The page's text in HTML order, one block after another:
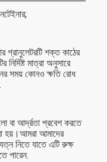
গ্রানুলেটরটি শক্ত কাঠের
নির্দিষ্ট মাত্রা অনুসারে
সময় কোনও ক্ষতি রোধ
বা আর্দ্রতা প্রবেশ করতে
হয়।আমরা আমাদের
নিতে যাতে এটি রুক্ষ
পারেন.